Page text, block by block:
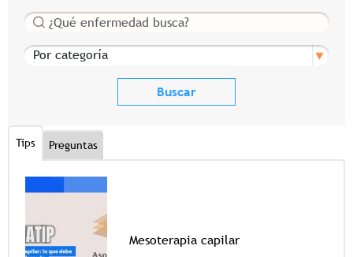
Buscar
Por categoría
Tips Preguntas
Mesoterapia capilar